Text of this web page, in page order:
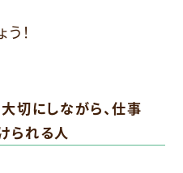
！
切にしながら、仕事
られる人